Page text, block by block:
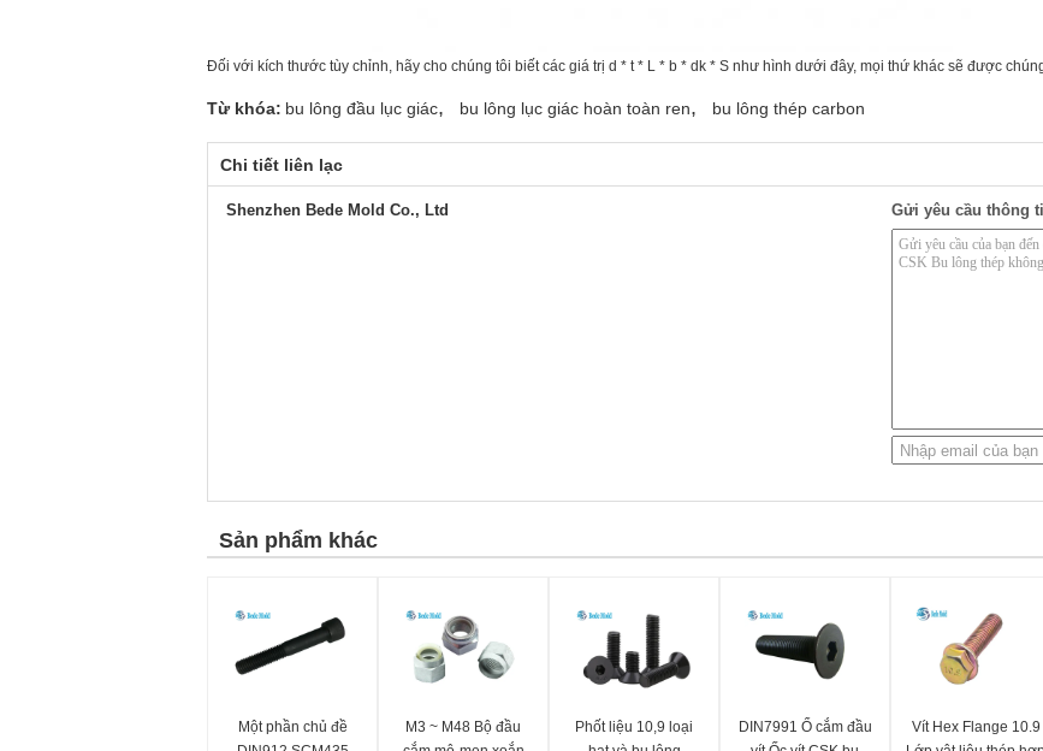
Đối với kích thước tùy chỉnh, hãy cho chúng tôi biết các giá trị d * t * L * b * dk * S như hình dưới đây, mọi thứ khác sẽ được
Từ khóa: bu lông đầu lục giác, bu lông lục giác hoàn toàn ren, bu lông thép carbon
Chi tiết liên lạc
Shenzhen Bede Mold Co., Ltd Gửi yêu cầu thông
Sản phẩm khác
Một phần chủ đề
M3 ~ M48 Bộ đầu
Phốt liệu 10,9 loại
DIN7991 Ổ cắm đầu
Vít Hex Flange 10.9